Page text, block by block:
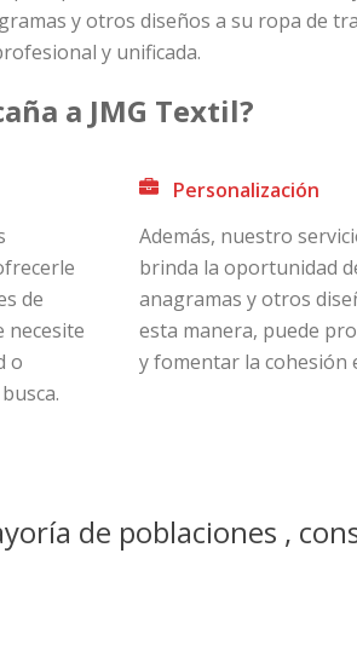
y otros diseños a su ropa de
y unificada.
a JMG Textil?
de
necesite
o
Personalización
Además, nuestro
brinda la oportunidad
anagramas y otros
esta manera, puede
y fomentar la cohesión
de poblaciones ,